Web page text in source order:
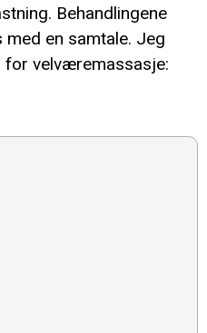
Behandlingene
en samtale. Jeg
velværemassasje: